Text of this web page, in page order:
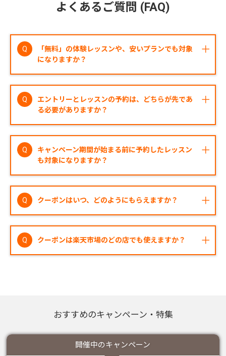
よくあるご質問 (FAQ)
「無料」の体験レッスンや、安いプランでも対象
になりますか？
らず、まずはお気軽にエントリーください。
エントリーとレッスンの予約は、どちらが先であ
る必要がありますか？
期間内に「レッスンの受講」と「エントリーの完
了」の両方を行っていただければ対象となりま
す。
キャンペーン期間が始まる前に予約したレッスン
も対象になりますか？
ンを受講し、エントリーを完了していただければ
対象となります。
クーポンはいつ、どのようにもらえますか？
については、キャンペーン詳細をご確認くださ
い。
クーポンは楽天市場のどの店でも使えますか？
おすすめのキャンペーン・特集
開催中のキャンペーン